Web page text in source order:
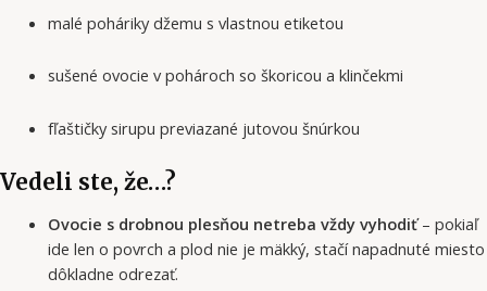
malé poháriky džemu s vlastnou etiketou
sušené ovocie v pohároch so škoricou a klinčekmi
fľaštičky sirupu previazané jutovou šnúrkou
Vedeli ste, že…?
Ovocie s drobnou plesňou netreba vždy vyhodiť– pokiaľ
ide len o povrch a plod nie je mäkký, stačí napadnuté miesto
dôkladne odrezať.